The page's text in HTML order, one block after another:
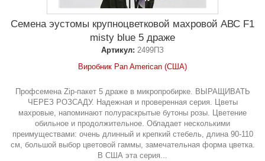
Семена эустомы крупноцветковой махровой АВС F1
misty blue 5 драже
Артикул: 2499ПЗ
Виробник Pan American (США)
Профсемена Zip-пакет 5 драже в микропробирке. ВЫРАЩИВАТЬ
ЧЕРЕЗ РОЗСАДУ. Надежная и проверенная серия. Цветы
махровые, напоминают полураскрытые бутоны розы. Цветение
обильное и продолжительное. Обладает несколькими
преимуществами: очень длинный и крепкий стебель, длина 90-110
см, большой выбор цветовой гаммы, замечательная форма цветка.
В США эта серия...